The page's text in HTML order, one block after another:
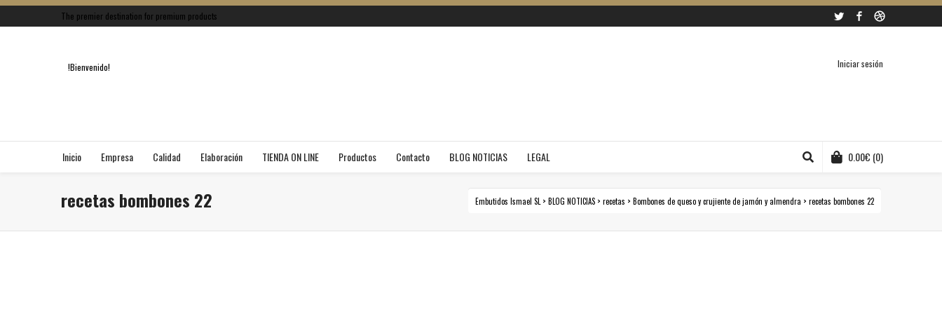
The premier destination for premium products Twitter Facebook
!Bienvenido! Iniciar sesión
Inicio Empresa Calidad Elaboración TIENDA ON LINE Productos Contacto BLOG NOTICIAS LEGAL 0.00€ (0)
recetas bombones 22 Embutidos Ismael SL > BLOG NOTICIAS > recetas > Bombones de queso y crujiente de jamón y almendra > recetas bombones 22